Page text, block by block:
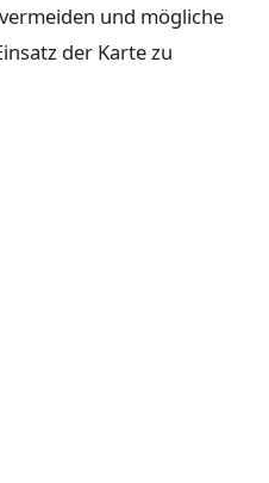
und mögliche
der Karte zu